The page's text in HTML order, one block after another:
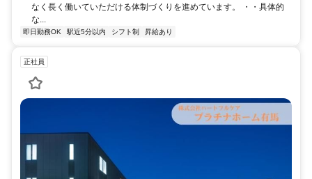
なく長く働いていただける体制づくりを進めています。 ・・具体的
な...
即日勤務OK 駅近5分以内 シフト制 昇給あり
正社員